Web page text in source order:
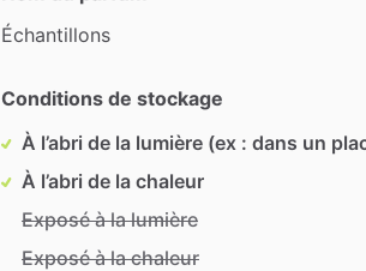
Échantillons
Conditions de stockage
À l’abri de la lumière (ex : dans un
À l’abri de la chaleur
Exposé à la lumière
Exposé à la chaleur